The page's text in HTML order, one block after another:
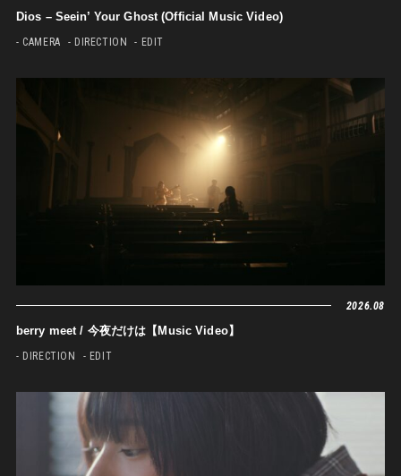
Dios – Seein’ Your Ghost (Official Music Video)
- CAMERA - DIRECTION - EDIT
2026.08
berry meet / 今夜だけは【Music Video】
- DIRECTION - EDIT